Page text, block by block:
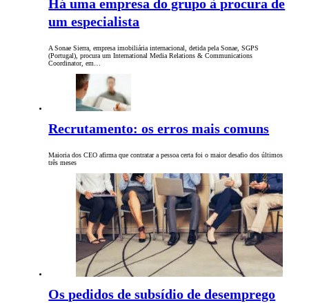
Há uma empresa do grupo à procura de
um especialista
A Sonae Sierra, empresa imobiliária internacional, detida pela Sonae, SGPS
(Portugal), procura um International Media Relations & Communications
Coordinator, em…
Recrutamento: os erros mais comuns
Maioria dos CEO afirma que contratar a pessoa certa foi o maior desafio dos últimos
três meses
Os pedidos de subsídio de desemprego